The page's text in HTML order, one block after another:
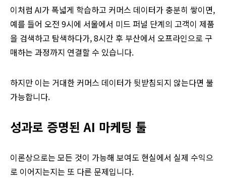
이처럼 AI가 폭넓게 학습하고 커머스 데이터가 충분히 쌓이면,
예를 들어 오전 9시에 서울에서 미드 퍼널 단계의 고객이 제품
을 검색하고 탐색하다가, 8시간 후 부산에서 오프라인으로 구
매하는 과정까지 연결할 수 있습니다.
하지만 이는 거대한 커머스 데이터가 뒷받침되지 않는다면 불
가능합니다.
성과로 증명된AI 마케팅 툴
이론상으로는 모든 것이 가능해 보여도 현실에서 실제 수익으
로 이어지는지는 또 다른 문제입니다.